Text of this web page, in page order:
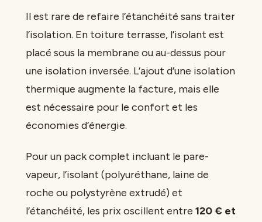
Il est rare de refaire l’étanchéité sans traiter
l’isolation. En toiture terrasse, l’isolant est
placé sous la membrane ou au-dessus pour
une isolation inversée. L’ajout d’une isolation
thermique augmente la facture, mais elle
est nécessaire pour le confort et les
économies d’énergie.
Pour un pack complet incluant le pare-
vapeur, l’isolant (polyuréthane, laine de
roche ou polystyrène extrudé) et
l’étanchéité, les prix oscillent entre 120 € et